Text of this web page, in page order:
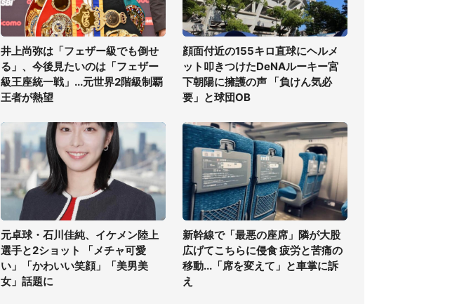
井上尚弥は「フェザー級でも倒せ
る」、今後見たいのは「フェザー
級王座統一戦」...元世界2階級制覇
王者が熱望
顔面付近の155キロ直球にヘルメ
ット叩きつけたDeNAルーキー宮
下朝陽に擁護の声 「負けん気必
要」と球団OB
元卓球・石川佳純、イケメン陸上
選手と2ショット 「メチャ可愛
い」「かわいい笑顔」「美男美
女」話題に
新幹線で「最悪の座席」隣が大股
広げてこちらに侵食 疲労と苦痛の
移動...「席を変えて」と車掌に訴
え